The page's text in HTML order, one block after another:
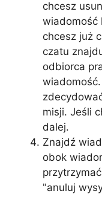
chcesz
wiadomość
chcesz już
czatu
odbiorca
misji. Jeśli
dalej.
Znajdź
obok
"anuluj